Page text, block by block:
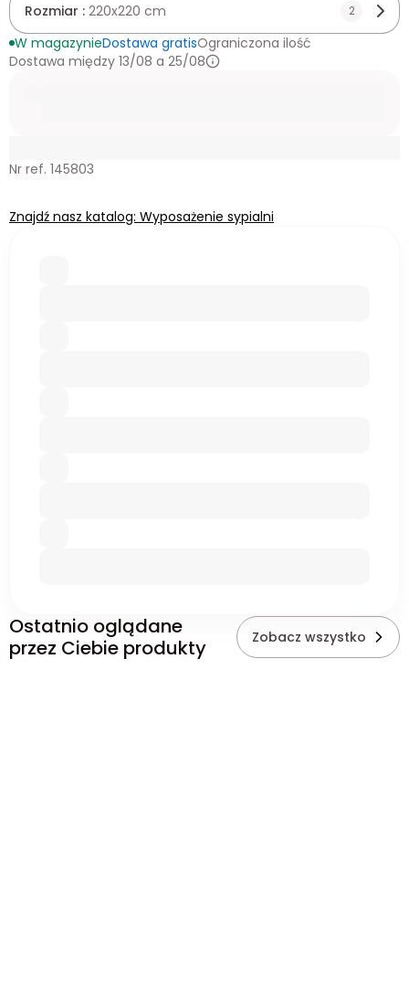
Rozmiar : 220x220 cm 2
W magazynieDostawa gratisOgraniczona ilość
Dostawa między 13/08 a 25/08
Nr ref. 145803
Znajdź nasz katalog: Wyposażenie sypialni
Ostatnio oglądane
przez Ciebie produkty
Zobacz wszystko